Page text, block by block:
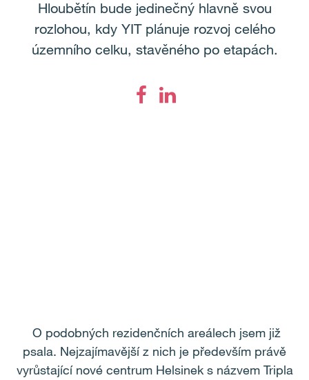
Hloubětín bude jedinečný hlavně svou
rozlohou, kdy YIT plánuje rozvoj celého
územního celku, stavěného po etapách.
O podobných rezidenčních areálech jsem již
psala. Nejzajímavější z nich je především právě
vyrůstající nové centrum Helsinek s názvem Tripla